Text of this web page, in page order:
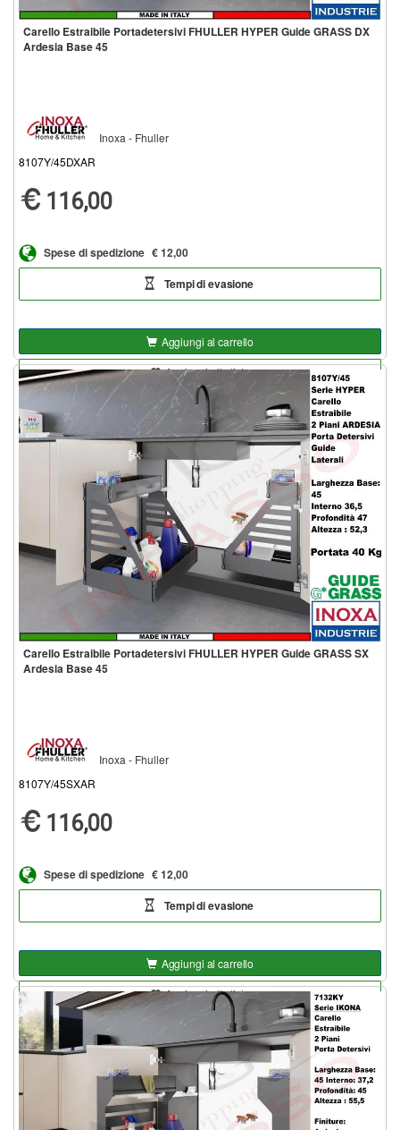
Carello Estraibile Portadetersivi FHULLER HYPER Guide GRASS DX
Ardesia Base 45
Inoxa - Fhuller
8107Y/45DXAR
116,00
Spese di spedizione € 12,00
Tempi di evasione
Aggiungi al carrello
Aggiungi alla lista
Carello Estraibile Portadetersivi FHULLER HYPER Guide GRASS SX
Ardesia Base 45
Inoxa - Fhuller
8107Y/45SXAR
116,00
Spese di spedizione € 12,00
Tempi di evasione
Aggiungi al carrello
Aggiungi alla lista